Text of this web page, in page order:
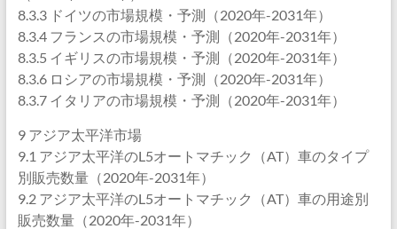
8.3.3 ドイツの市場規模・予測（2020年-2031年）
8.3.4 フランスの市場規模・予測（2020年-2031年）
8.3.5 イギリスの市場規模・予測（2020年-2031年）
8.3.6 ロシアの市場規模・予測（2020年-2031年）
8.3.7 イタリアの市場規模・予測（2020年-2031年）
9 アジア太平洋市場
9.1 アジア太平洋のL5オートマチック（AT）車のタイプ
別販売数量（2020年-2031年）
9.2 アジア太平洋のL5オートマチック（AT）車の用途別
販売数量（2020年-2031年）